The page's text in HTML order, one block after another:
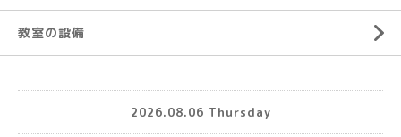
教室の設備
2026.08.06 Thursday